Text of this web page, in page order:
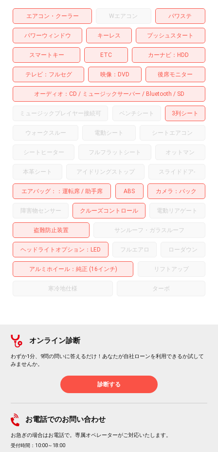
エアコン・クーラー Wエアコン パワステ
パワーウィンドウ キーレス プッシュスタート
スマートキー ETC カーナビ HDD
テレビ フルセグ 映像 DVD 後席モニター
オーディオ CD ミュージックサーバー Bluetooth SD
ミュージックプレイヤー接続可 ベンチシート 3列シート
ウォークスルー 電動シート シートエアコン
シートヒーター フルフラットシート オットマン
本革シート アイドリングストップ スライドドア-
エアバッグ： 運転席 助手席 ABS カメラ バック
障害物センサー クルーズコントロール 電動リアゲート
盗難防止装置 サンルーフ・ガラスルーフ
ヘッドライトオプション LED フルエアロ ローダウン
アルミホイール：純正 (16インチ) リフトアップ
寒冷地仕様 ターボ
オンライン診断
わずか1分、9問の問いに答えるだけ！あなたが自社ローンを利用できるか試して
みませんか。
診断する
お電話でのお問い合わせ
お急ぎの場合はお電話で。専属オペレーターがご対応いたします。
受付時間：10:00～18:00